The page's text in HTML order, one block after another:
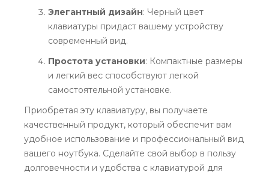
Элегантный дизайн: Черный цвет
клавиатуры придаст вашему устройству
современный вид.
Простота установки: Компактные размеры
и легкий вес способствуют легкой
самостоятельной установке.
Приобретая эту клавиатуру, вы получаете
качественный продукт, который обеспечит вам
удобное использование и профессиональный вид
вашего ноутбука. Сделайте свой выбор в пользу
долговечности и удобства с клавиатурой для